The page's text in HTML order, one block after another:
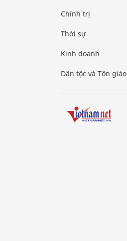
Chính trị
Thời sự
Kinh doanh
Dân tộc và Tôn giáo